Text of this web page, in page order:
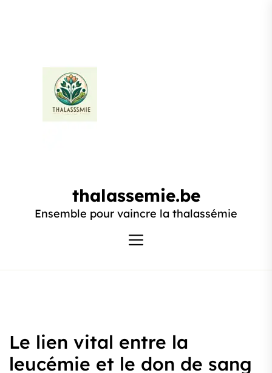
thalassemie.be
thalassemie.be
Ensemble pour vaincre la thalassémie
Le lien vital entre la
leucémie et le don de sang